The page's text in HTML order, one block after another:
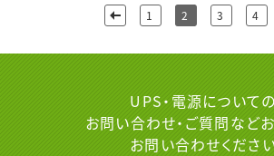
1 2 3 4
UPS・電源についての
お問い合わせ・ご質問など
お問い合わせくださ